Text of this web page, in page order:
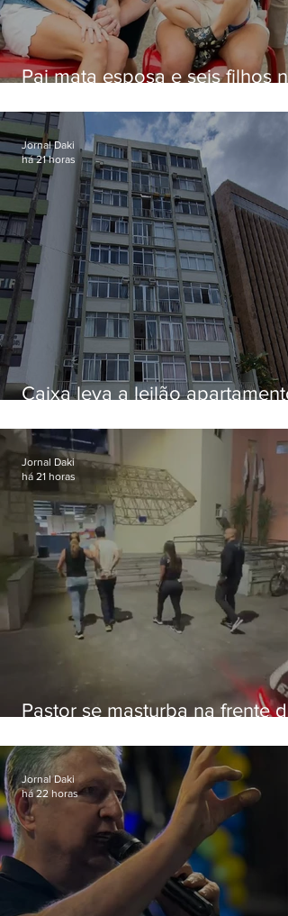
Pai mata esposa e seis filhos
Caixa leva a leilão apartamento
Botafogo
Jornal Daki
há 21 horas
Pastor se masturba na frente de
Jornal Daki
há 21 horas
Jornal Daki
há 22 horas